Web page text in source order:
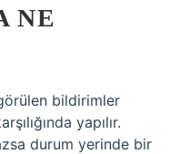
NE
bildirimler
yapılır.
durum yerinde bir